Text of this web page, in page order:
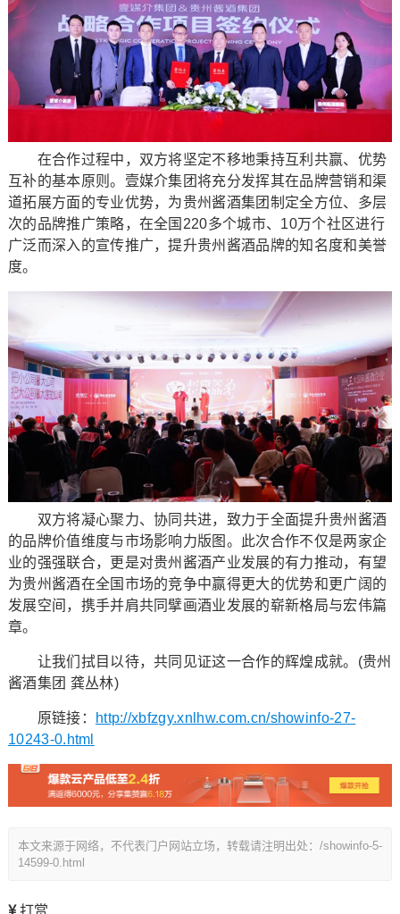
在合作过程中，双方将坚定不移地秉持互利共赢、优势
互补的基本原则。壹媒介集团将充分发挥其在品牌营销和渠
道拓展方面的专业优势，为贵州酱酒集团制定全方位、多层
次的品牌推广策略，在全国220多个城市、10万个社区进行
广泛而深入的宣传推广，提升贵州酱酒品牌的知名度和美誉
度。
双方将凝心聚力、协同共进，致力于全面提升贵州酱酒
的品牌价值维度与市场影响力版图。此次合作不仅是两家企
业的强强联合，更是对贵州酱酒产业发展的有力推动，有望
为贵州酱酒在全国市场的竞争中赢得更大的优势和更广阔的
发展空间，携手并肩共同擘画酒业发展的崭新格局与宏伟篇
章。
让我们拭目以待，共同见证这一合作的辉煌成就。(贵州
酱酒集团 龚丛林)
原链接：
http://xbfzgy.xnlhw.com.cn/showinfo-27-
10243-0.html
本文来源于网络，不代表门户网站立场，转载请注明出处：/showinfo-5-
14599-0.html
打赏